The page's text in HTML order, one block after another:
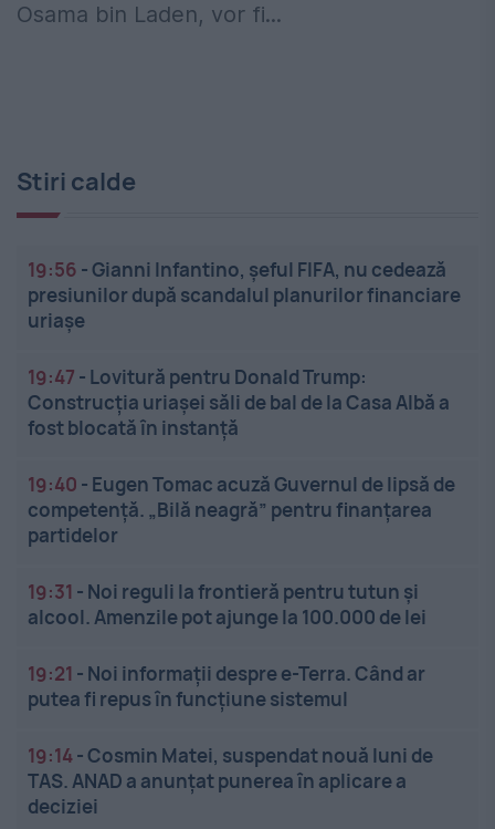
Osama bin Laden, vor fi...
Stiri calde
19:56 -Gianni Infantino, șeful FIFA, nu cedează
presiunilor după scandalul planurilor financiare
uriașe
19:47 - Lovitură pentru Donald Trump:
Construcția uriașei săli de bal de la Casa Albă a
fost blocată în instanță
19:40 - Eugen Tomac acuză Guvernul de lipsă de
competență. „Bilă neagră” pentru finanțarea
partidelor
19:31 - Noi reguli la frontieră pentru tutun și
alcool. Amenzile pot ajunge la 100.000 de lei
19:21 - Noi informații despre e-Terra. Când ar
putea fi repus în funcțiune sistemul
19:14-Cosmin Matei, suspendat nouă luni de
TAS. ANAD a anunțat punerea în aplicare a
deciziei